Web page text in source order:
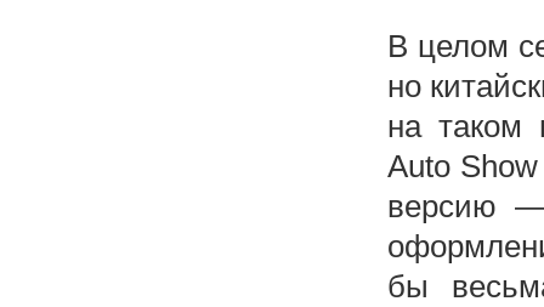
В целом
но
на таком
Auto Show
версию
бы